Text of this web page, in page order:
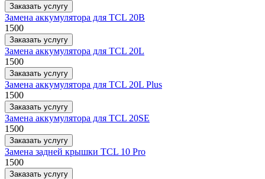
Заказать услугу
Замена аккумулятора для TCL 20B
1500
Заказать услугу
Замена аккумулятора для TCL 20L
1500
Заказать услугу
Замена аккумулятора для TCL 20L Plus
1500
Заказать услугу
Замена аккумулятора для TCL 20SE
1500
Заказать услугу
Замена задней крышки TCL 10 Pro
1500
Заказать услугу